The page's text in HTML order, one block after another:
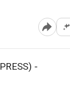
Abrir
-